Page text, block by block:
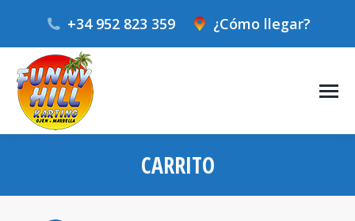
+34 952 823 359 ¿Cómo llegar?
CARRITO